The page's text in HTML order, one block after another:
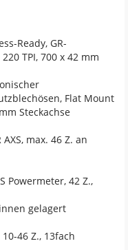
Ready, GR-
TPI, 700 x 42 mm
Flat Mount
Steckachse
max. 46 Z. an
Powermeter, 42 Z.,
gelagert
10-46 Z., 13fach